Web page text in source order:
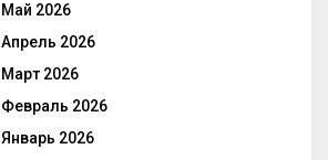
Май 2026
Апрель 2026
Март 2026
Февраль 2026
Январь 2026